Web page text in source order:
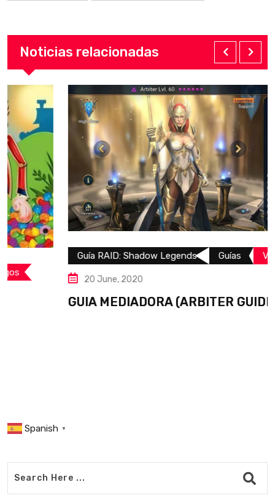
Noticias relacionadas
Guía RAID: Shadow Legends Guías Videojuegos
20 June, 2020
GUIA MEDIADORA (ARBITER GUIDE)
Spanish ▼